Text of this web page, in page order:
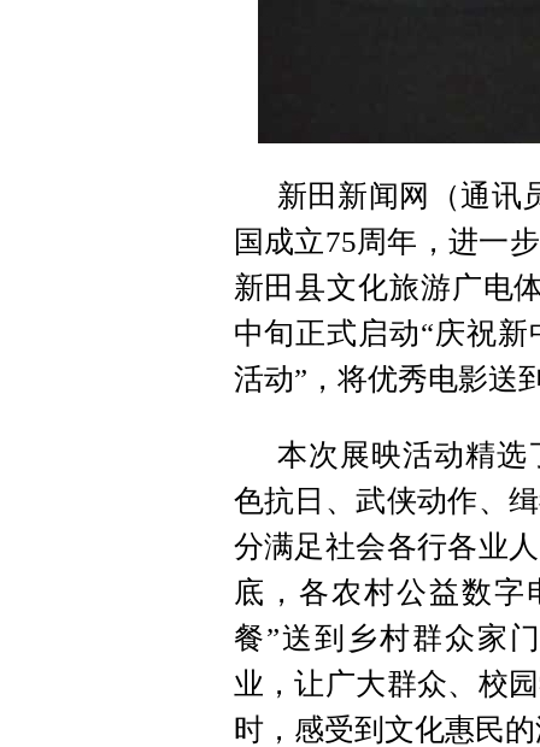
新田新闻网（通讯
国成立75周年，进一
新田县文化旅游广电
中旬正式启动“庆祝新
活动”，将优秀电影送
本次展映活动精选
色抗日、武侠动作、
分满足社会各行各业
底，各农村公益数
餐”送到乡村群众家
业，让广大群众、校
时，感受到文化惠民